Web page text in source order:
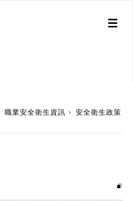
Toggle
職業安全衛生資訊 安全衛生政策